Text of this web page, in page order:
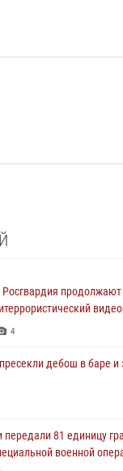
Росгвардия
4
дебош в баре и
передали 81 единицу
военной